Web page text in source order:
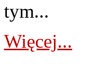
tym...
Więcej...